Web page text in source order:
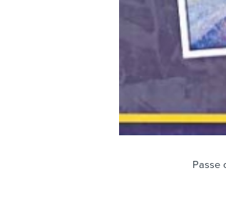
Passe